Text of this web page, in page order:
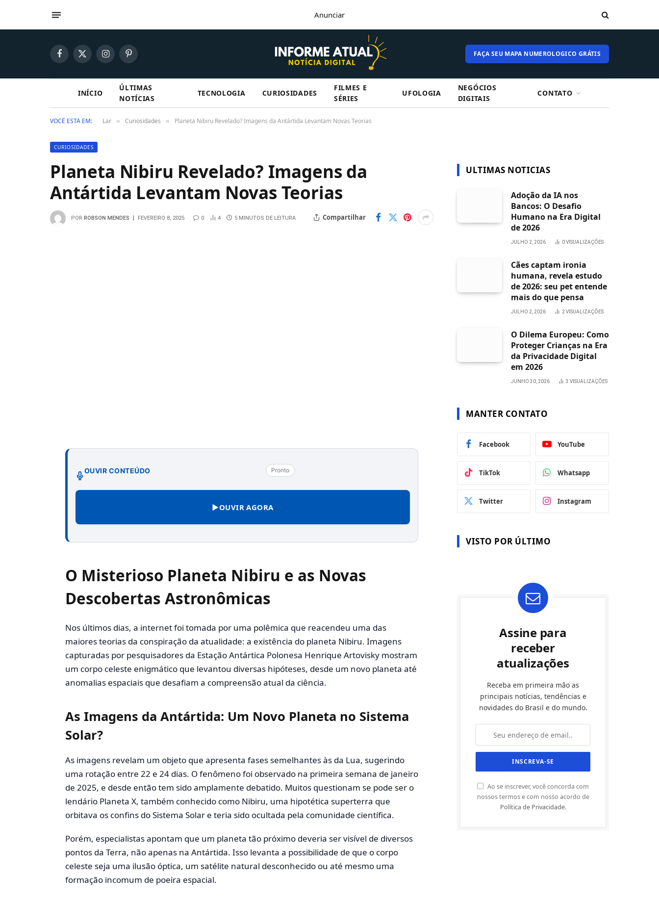
Anunciar
Facebook
X
InstagramPinterest FAÇA SEU MAPA NUMEROLOGICO GRÁTIS
INÍCIO
ÚLTIMAS
NOTÍCIAS
TECNOLOGIA CURIOSIDADES
FILMES E
SÉRIES
UFOLOGIA
NEGÓCIOS
DIGITAIS
CONTATO
VOCÊ ESTÁ EM: Lar » Curiosidades » Planeta Nibiru Revelado? Imagens da Antártida Levantam Novas Teorias
CURIOSIDADES
Planeta Nibiru Revelado? Imagens da
Antártida Levantam Novas Teorias
POR ROBSON MENDES FEVEREIRO 8, 2025 0 4 5 MINUTOS DE LEITURA Compartilhar
OUVIR CONTEÚDO Pronto
▶OUVIR AGORA
O Misterioso Planeta Nibiru e as Novas
Descobertas Astronômicas
Nos últimos dias, a internet foi tomada por uma polêmica que reacendeu uma das
maiores teorias da conspiração da atualidade: a existência do planeta Nibiru. Imagens
capturadas por pesquisadores da Estação Antártica Polonesa Henrique Artovisky mostram
um corpo celeste enigmático que levantou diversas hipóteses, desde um novo planeta até
anomalias espaciais que desafiam a compreensão atual da ciência.
As Imagens da Antártida: Um Novo Planeta no Sistema
Solar?
As imagens revelam um objeto que apresenta fases semelhantes às da Lua, sugerindo
uma rotação entre 22 e 24 dias. O fenômeno foi observado na primeira semana de janeiro
de 2025, e desde então tem sido amplamente debatido. Muitos questionam se pode ser o
lendário Planeta X, também conhecido como Nibiru, uma hipotética superterra que
orbitava os confins do Sistema Solar e teria sido ocultada pela comunidade científica.
Porém, especialistas apontam que um planeta tão próximo deveria ser visível de diversos
pontos da Terra, não apenas na Antártida. Isso levanta a possibilidade de que o corpo
celeste seja uma ilusão óptica, um satélite natural desconhecido ou até mesmo uma
formação incomum de poeira espacial.
ULTIMAS NOTICIAS
Adoção da IA nos
Bancos: O Desafio
Humano na Era Digital
de 2026
JULHO 2, 2026 0VISUALIZAÇÕES
Cães captam ironia
humana, revela estudo
de 2026: seu pet entende
mais do que pensa
JULHO 2, 2026 2 VISUALIZAÇÕES
O Dilema Europeu: Como
Proteger Crianças na Era
da Privacidade Digital
em 2026
JUNHO 30, 2026 3 VISUALIZAÇÕES
MANTER CONTATO
Facebook YouTube
TikTok Whatsapp
Twitter Instagram
VISTO POR ÚLTIMO
Assine para
receber
atualizações
Receba em primeira mão as
principais notícias, tendências e
novidades do Brasil e do mundo.
Ao se inscrever, você concorda com
nossos termos e com nosso acordo de
Política de Privacidade.